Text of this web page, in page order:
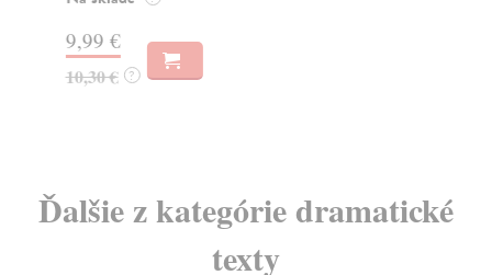
9,99 €
10,30 € ?
Ďalšie z kategórie dramatické
texty